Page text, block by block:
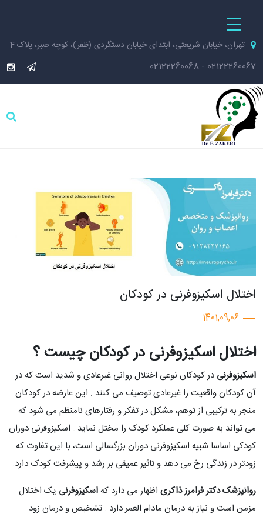
تهران، خیابان شریعتی، ابتدای خیابان دستگردی (ظفر)، کوچه صبر، پلاک 4
02122260067
-
02122260068
اختلال اسکیزوفرنی در کودکان
1401,09,06
اختلال اسکیزوفرنی در کودکان چیست ؟
اسکیزوفرنی در کودکان نوعی اختلال روانی غیرعادی و شدید است که در
آن کودکان واقعیت را غیرعادی توصیف می کنند . این عارضه در کودکان
منجر به ترکیبی از توهم، مشکل در تفکر و رفتارهای نامنظم می شود که
می تواند به صورت کلی عملکرد کودک را مختل نماید . اسکیزوفرنی دوران
کودکی اساسا شبیه اسکیزوفرنی دوران بزرگسالی است، با این تفاوت که
زودتر در زندگی رخ می دهد و تاثیر عمیقی بر رشد و پیشرفت کودک دارد.
روانپزشک دکتر فرامرز ذاکری اظهار می دارد که اسکیزوفرنی یک اختلال
مزمن است و نیاز به درمان مادام العمر دارد . تشخیص و درمان زود